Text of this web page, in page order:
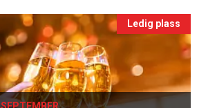
Ledig plass